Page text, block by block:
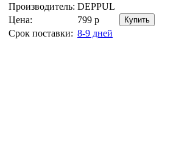
Производитель: DEPPUL
Цена:
799 р
Срок поставки: 8-9 дней